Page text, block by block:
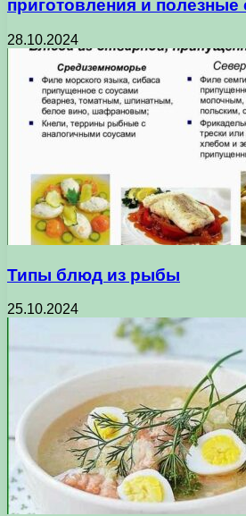
приготовления и полезные
28.10.2024
Типы блюд из рыбы
25.10.2024